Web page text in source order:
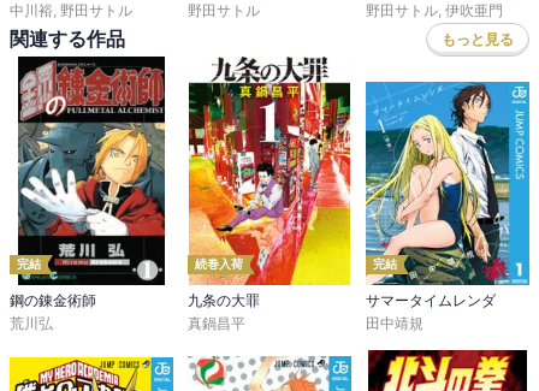
中川裕 野田サトル
野田サトル
野田サトル 伊吹亜門
関連する作品 もっと見る
完結
鋼の錬金術師
荒川弘
続巻入荷
九条の大罪
真鍋昌平
完結
サマータイムレンダ
田中靖規